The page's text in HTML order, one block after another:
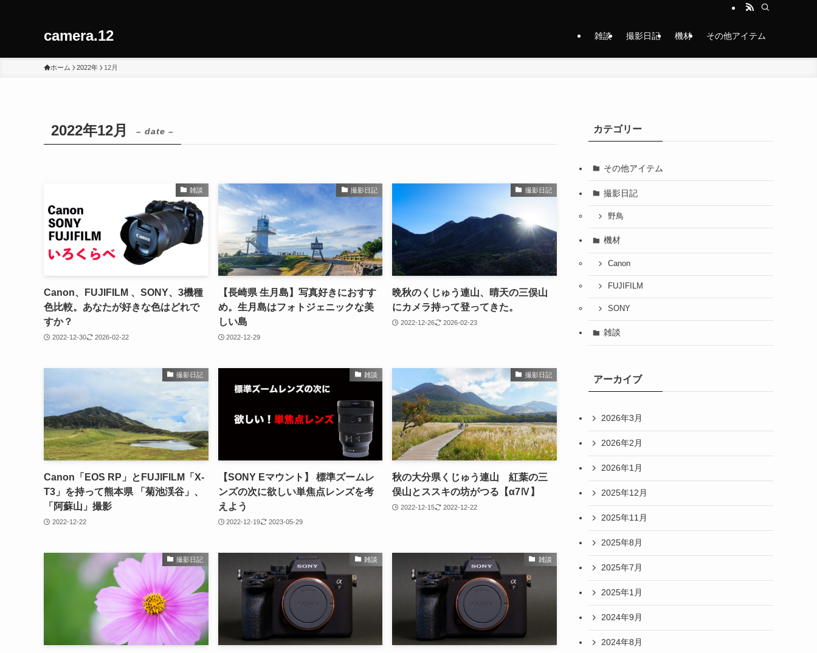
camera.12 雑談 撮影日記 機材 その他アイテム
ホーム 2022年 12月
2022年12月 – date –
雑談
Canon、FUJIFILM 、SONY、3機種
色比較。あなたが好きな色はどれで
すか？
2022-12-30 2026-02-22
撮影日記
【長崎県 生月島】写真好きにおすす
め。生月島はフォトジェニックな美
しい島
2022-12-29
撮影日記
晩秋のくじゅう連山、晴天の三俣山
にカメラ持って登ってきた。
2022-12-26 2026-02-23
撮影日記
Canon「EOS RP」とFUJIFILM「X-
T3」を持って熊本県 「菊池渓谷」、
「阿蘇山」撮影
2022-12-22
雑談
【SONY Eマウント】 標準ズームレ
ンズの次に欲しい単焦点レンズを考
えよう
2022-12-19 2023-05-29
撮影日記
秋の大分県くじゅう連山 紅葉の三
俣山とススキの坊がつる【α7Ⅳ】
2022-12-15 2022-12-22
撮影日記 雑談 雑談
カテゴリー
その他アイテム
撮影日記
野鳥
機材
Canon
FUJIFILM
SONY
雑談
アーカイブ
2026年3月
2026年2月
2026年1月
2025年12月
2025年11月
2025年8月
2025年7月
2025年1月
2024年9月
2024年8月